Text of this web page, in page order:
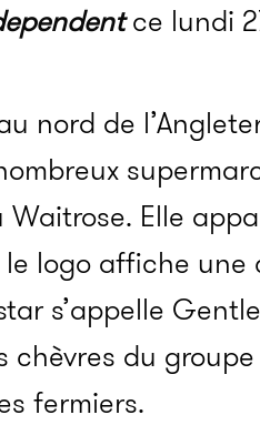
ce lundi
nord de
Waitrose. Elle
le logo affiche une
s’appelle
chèvres du
fermiers.